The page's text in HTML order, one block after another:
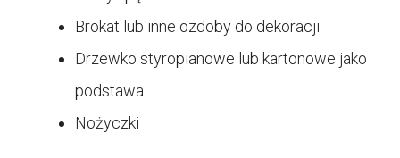
Brokat lub inne ozdoby do dekoracji
Drzewko styropianowe lub kartonowe jako
podstawa
Nożyczki